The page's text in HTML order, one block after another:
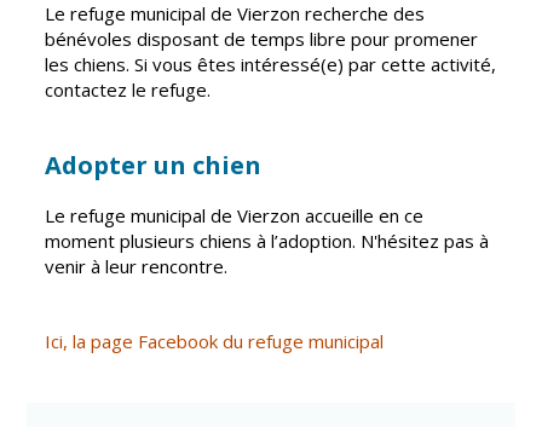
CCAS
Accueil de jour
L'EHPAD
Autonomie
seniors
Santé
Culture
Théâtre Mac-
Nab / La
Décale
Conservatoire
Le refuge municipal de Vierzon recherche des
bénévoles disposant de temps libre pour promener
les chiens. Si vous êtes intéressé(e) par cette activité,
contactez le refuge.
Adopter un chien
Le refuge municipal de Vierzon accueille en ce
moment plusieurs chiens à l’adoption. N'hésitez pas à
venir à leur rencontre.
Ici, la page Facebook du refuge municipal